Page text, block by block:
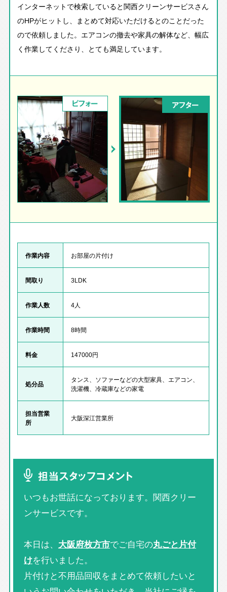
インターネットで検索していると関西クリーンサービスさん
のHPがヒットし、まとめて対応いただけるとのことだった
ので依頼しました。エアコンの撤去や家具の解体など、幅広
く作業してくださり、とても満足しています。
ビフォー アフター
作業内容 お部屋の片付け
間取り 3LDK
作業人数 4人
作業時間 8時間
料金 147000円
処分品
タンス、ソファーなどの大型家具、エアコン、
洗濯機、冷蔵庫などの家電
担当営業
所
大阪深江営業所
担当スタッフコメント
いつもお世話になっております。関西クリー
ンサービスです。
本日は、 大阪府枚方市でご自宅の丸ごと片付
けを行いました。
片付けと不用品回収をまとめて依頼したいと